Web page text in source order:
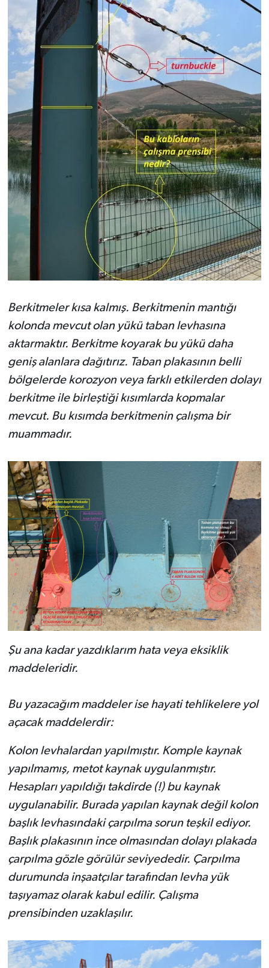
Berkitmeler kısa kalmış. Berkitmenin mantığı
kolonda mevcut olan yükü taban levhasına
aktarmaktır. Berkitme koyarak bu yükü daha
geniş alanlara dağıtırız. Taban plakasının belli
bölgelerde korozyon veya farklı etkilerden dolayı
berkitme ile birleştiği kısımlarda kopmalar
mevcut. Bu kısımda berkitmenin çalışma bir
muammadır.
Şu ana kadar yazdıklarım hata veya eksiklik
maddeleridir.
Bu yazacağım maddeler ise hayati tehlikelere yol
açacak maddelerdir:
Kolon levhalardan yapılmıştır. Komple kaynak
yapılmamış, metot kaynak uygulanmıştır.
Hesapları yapıldığı takdirde (!) bu kaynak
uygulanabilir. Burada yapılan kaynak değil kolon
başlık levhasındaki çarpılma sorun teşkil ediyor.
Başlık plakasının ince olmasından dolayı plakada
çarpılma gözle görülür seviyededir. Çarpılma
durumunda inşaatçılar tarafından levha yük
taşıyamaz olarak kabul edilir. Çalışma
prensibinden uzaklaşılır.